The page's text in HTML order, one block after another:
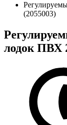
(2055003)
лодок ПВХ